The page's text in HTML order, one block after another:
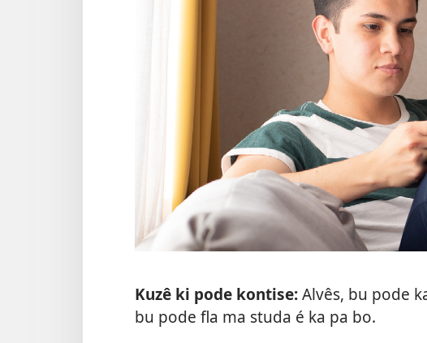
Kuzê ki pode kontise:Alvês, bu pode
bu pode fla ma studa é ka pa bo.